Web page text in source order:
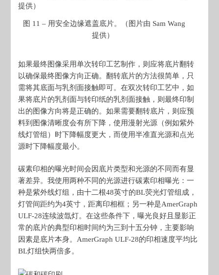
图 11 – 用安全边缘遮盖底片。（图片由 Sam Wang
提供）
如果最终图像采用单次转印工艺制作，则应将底片翻转
以确保最终图像方向正确。翻转底片的方法很简单，只
需将其底面与乳剂面接触即可。在双次转印工艺中，如
果将底片的乳剂面与转印纸的乳剂面接触，则最终印制
出的图像方向将是正确的。如果需要翻转底片，则应预
料到图像清晰度会有所下降，使用漫射光源（例如紫外
线灯管组）时下降幅度更大，而使用半准直光源和点光
源时下降幅度最小。
碳素印相的曝光时间会因底片类型和光源的不同而有显
著差异。我使用两种不同的光源进行碳素印相曝光：一
种是紫外线灯组，由十二根48英寸的BL荧光灯管组成，
灯管间距约为4英寸，距离印相框；另一种是AmerGraph
ULF-28连续波氙灯。在这些条件下，曝光良好且显影正
常的底片的典型印相时间约为三到十五分钟，主要影响
因素是底片本身。AmerGraph ULF-28的印相速度平均比
BL灯组快两倍多。